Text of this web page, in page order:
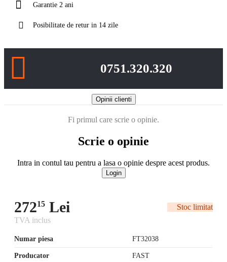
Garantie 2 ani
Posibilitate de retur in 14 zile
0751.320.320
Opinii clienti
Fi primul care scrie o opinie.
Scrie o opinie
Intra in contul tau pentru a lasa o opinie despre acest produs.
Login
27215 Lei
Stoc limitat
TVA inclus
Numar piesa FT32038
Producator FAST